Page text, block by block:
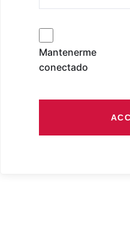
Mantenerme
conectado